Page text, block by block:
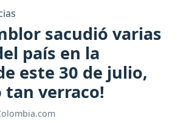
sacudió varias
país en la
este 30 de julio,
tan verraco!